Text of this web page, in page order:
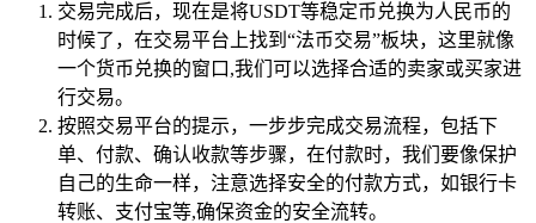
交易完成后，现在是将USDT等稳定币兑换为人民币的
时候了，在交易平台上找到“法币交易”板块，这里就像
一个货币兑换的窗口,我们可以选择合适的卖家或买家进
行交易。
按照交易平台的提示，一步步完成交易流程，包括下
单、付款、确认收款等步骤，在付款时，我们要像保护
自己的生命一样，注意选择安全的付款方式，如银行卡
转账、支付宝等,确保资金的安全流转。